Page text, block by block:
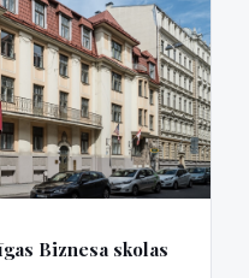
Biznesa skolas